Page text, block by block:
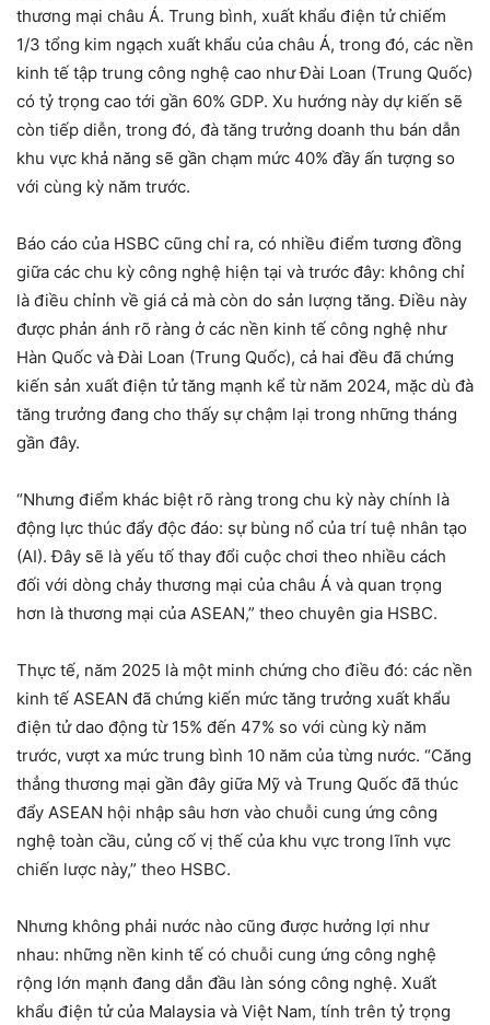
thương mại châu Á. Trung bình, xuất khẩu điện tử chiếm
1/3 tổng kim ngạch xuất khẩu của châu Á, trong đó, các nền
kinh tế tập trung công nghệ cao như Đài Loan (Trung Quốc)
có tỷ trọng cao tới gần 60% GDP. Xu hướng này dự kiến ​​sẽ
còn tiếp diễn, trong đó, đà tăng trưởng doanh thu bán dẫn
khu vực khả năng sẽ gần chạm mức 40% đầy ấn tượng so
với cùng kỳ năm trước.
Báo cáo của HSBC cũng chỉ ra, có nhiều điểm tương đồng
giữa các chu kỳ công nghệ hiện tại và trước đây: không chỉ
là điều chỉnh về giá cả mà còn do sản lượng tăng. Điều này
được phản ánh rõ ràng ở các nền kinh tế công nghệ như
Hàn Quốc và Đài Loan (Trung Quốc), cả hai đều đã chứng
kiến ​​sản xuất điện tử tăng mạnh kể từ năm 2024, mặc dù đà
tăng trưởng đang cho thấy sự chậm lại trong những tháng
gần đây.
“Nhưng điểm khác biệt rõ ràng trong chu kỳ này chính là
động lực thúc đẩy độc đáo: sự bùng nổ của trí tuệ nhân tạo
(AI). Đây sẽ là yếu tố thay đổi cuộc chơi theo nhiều cách
đối với dòng chảy thương mại của châu Á và quan trọng
hơn là thương mại của ASEAN,” theo chuyên gia HSBC.
Thực tế, năm 2025 là một minh chứng cho điều đó: các nền
kinh tế ASEAN đã chứng kiến mức ​​​​tăng trưởng xuất khẩu
điện tử dao động từ 15% đến 47% so với cùng kỳ năm
trước, vượt xa mức trung bình 10 năm của từng nước. “Căng
thẳng thương mại gần đây giữa Mỹ và Trung Quốc đã thúc
đẩy ASEAN hội nhập sâu hơn vào chuỗi cung ứng công
nghệ toàn cầu, củng cố vị thế của khu vực trong lĩnh vực
chiến lược này,” theo HSBC.
Nhưng không phải nước nào cũng được hưởng lợi như
nhau: những nền kinh tế có chuỗi cung ứng công nghệ
rộng lớn mạnh đang dẫn đầu làn sóng công nghệ. Xuất
khẩu điện tử của Malaysia và Việt Nam, tính trên tỷ trọng